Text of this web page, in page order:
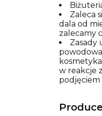
Zaleca
dala od
zalecamy
Zasady
w reakcje